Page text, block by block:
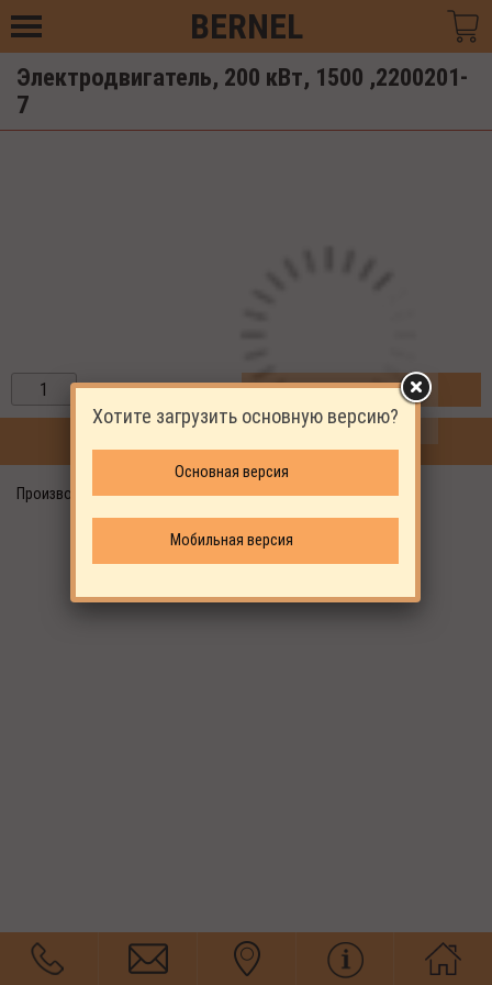
BERNEL
Электродвигатель, 200 кВт, 1500 ,2200201-
7
ЗАКАЗАТЬ
Производитель: EKOMAK
Хотите загрузить основную версию?
Основная версия
Мобильная версия